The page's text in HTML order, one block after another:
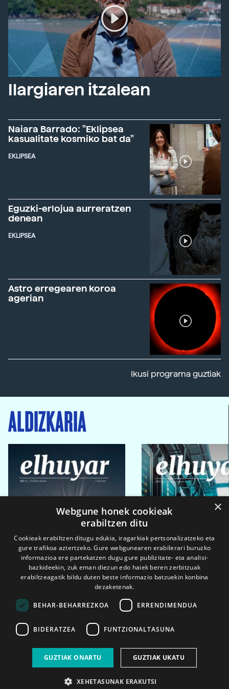
Ilargiaren itzalean
Naiara Barrado: "Eklipsea
kasualitate kosmiko bat da"
EKLIPSEA
Eguzki-erlojua aurreratzen
denean
EKLIPSEA
Astro erregearen koroa
agerian
Ikusi programa guztiak
ALDIZKARIA
2026ko eka. 1a 2026ko mar. 1a
×
Webgune honek cookieak
erabiltzen ditu
Cookieak erabiltzen ditugu edukia, iragarkiak pertsonalizatzeko eta
gure trafikoa aztertzeko. Gure webgunearen erabilerari buruzko
informazioa ere partekatzen dugu gure publizitate- eta analisi-
bazkideekin, zuk eman diezun edo haiek beren zerbitzuak
erabiltzeagatik bildu duten beste informazio batzuekin konbina
dezaketenak.
BEHAR-BEHARREZKOA ERRENDIMENDUA
BIDERATZEA FUNTZIONALTASUNA
GUZTIAK ONARTU GUZTIAK UKATU
XEHETASUNAK ERAKUTSI